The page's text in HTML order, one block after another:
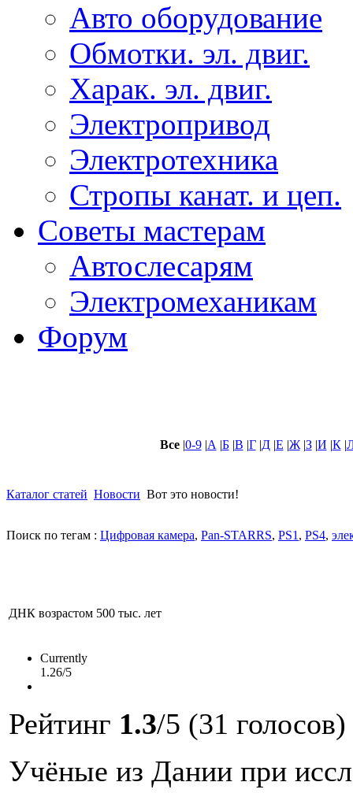
Авто оборудование
Обмотки. эл. двиг.
Харак. эл. двиг.
Электропривод
Электротехника
Стропы канат. и цеп.
Советы мастерам
Автослесарям
Электромеханикам
Форум
Все|0-9|А |Б|В |Г|Д|Е |Ж|З|И |К|
Каталог статей Новости Вот это новости!
Поиск по тегам : Цифровая камера, Pan-STARRS, PS1 , PS4,
ДНК возрастом 500 тыс. лет
Currently
1.26/5
Рейтинг 1.3/5 (31 голосов)
Учёные из Дании при